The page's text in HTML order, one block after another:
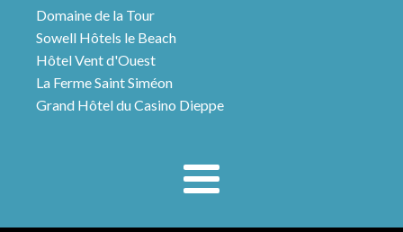
Domaine de la Tour
Sowell Hôtels le Beach
Hôtel Vent d'Ouest
La Ferme Saint Siméon
Grand Hôtel du Casino Dieppe